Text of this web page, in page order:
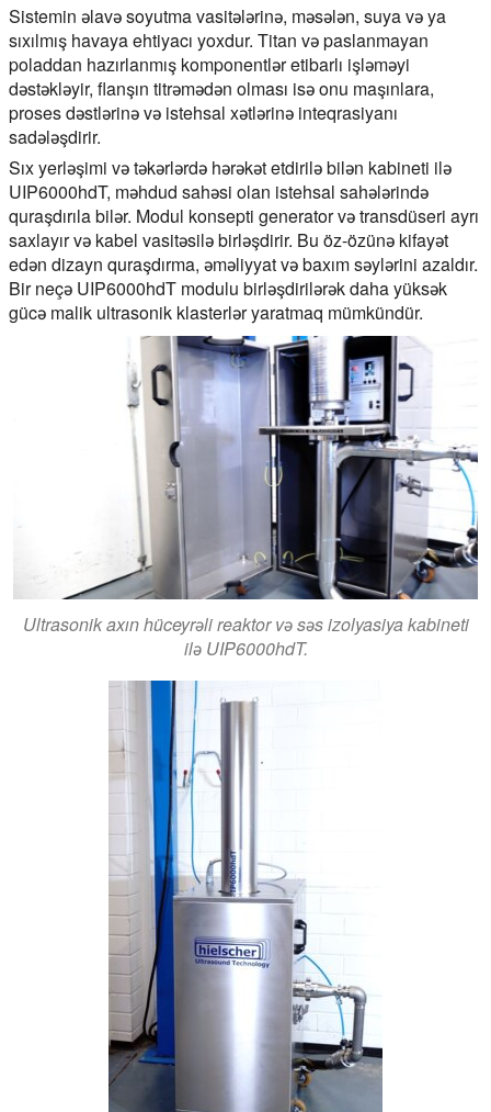
Sistemin əlavə soyutma vasitələrinə, məsələn, suya və ya
sıxılmış havaya ehtiyacı yoxdur. Titan və paslanmayan
poladdan hazırlanmış komponentlər etibarlı işləməyi
dəstəkləyir, flanşın titrəmədən olması isə onu maşınlara,
proses dəstlərinə və istehsal xətlərinə inteqrasiyanı
sadələşdirir.
Sıx yerləşimi və təkərlərdə hərəkət etdirilə bilən kabineti ilə
UIP6000hdT, məhdud sahəsi olan istehsal sahələrində
quraşdırıla bilər. Modul konsepti generator və transdüseri ayrı
saxlayır və kabel vasitəsilə birləşdirir. Bu öz-özünə kifayət
edən dizayn quraşdırma, əməliyyat və baxım səylərini azaldır.
Bir neçə UIP6000hdT modulu birləşdirilərək daha yüksək
gücə malik ultrasonik klasterlər yaratmaq mümkündür.
Ultrasonik axın hüceyrəli reaktor və səs izolyasiya kabineti
ilə UIP6000hdT.